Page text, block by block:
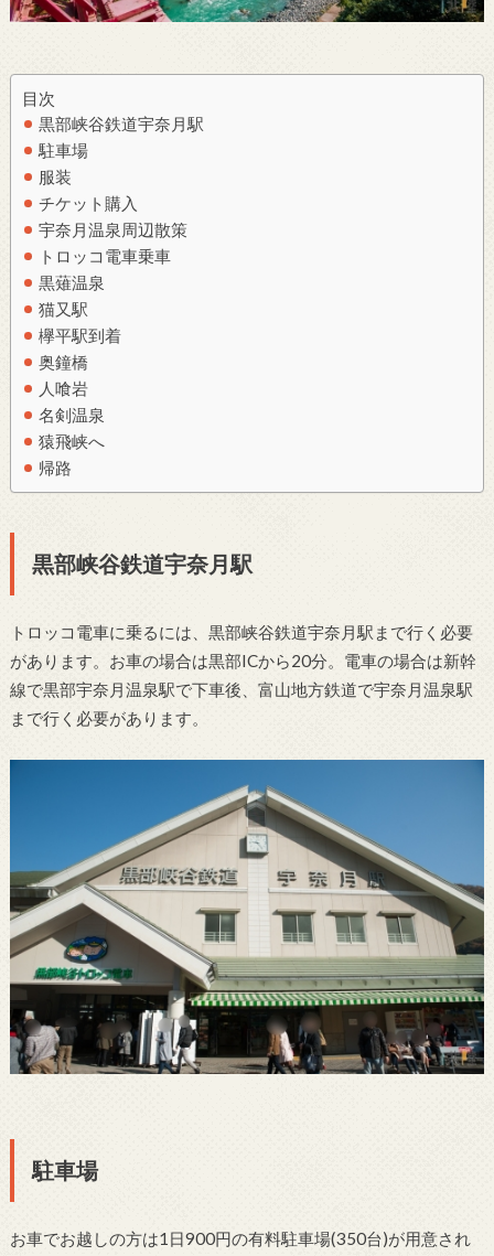
目次
黒部峡谷鉄道宇奈月駅
駐車場
服装
チケット購入
宇奈月温泉周辺散策
トロッコ電車乗車
黒薙温泉
猫又駅
欅平駅到着
奥鐘橋
人喰岩
名剣温泉
猿飛峡へ
帰路
黒部峡谷鉄道宇奈月駅
トロッコ電車に乗るには、黒部峡谷鉄道宇奈月駅まで行く必要
があります。お車の場合は黒部ICから20分。電車の場合は新幹
線で黒部宇奈月温泉駅で下車後、富山地方鉄道で宇奈月温泉駅
まで行く必要があります。
駐車場
お車でお越しの方は1日900円の有料駐車場(350台)が用意され